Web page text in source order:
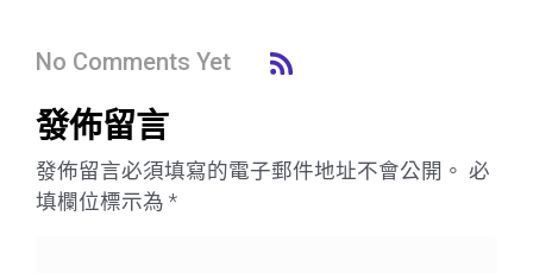
No Comments Yet
發佈留言
發佈留言必須填寫的電子郵件地址不會公開。 必
填欄位標示為 *